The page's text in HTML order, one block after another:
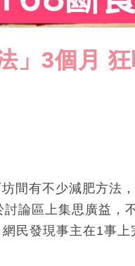
」3個月
間有不少減肥方法
論區上集思廣益，
民發現事主在1事